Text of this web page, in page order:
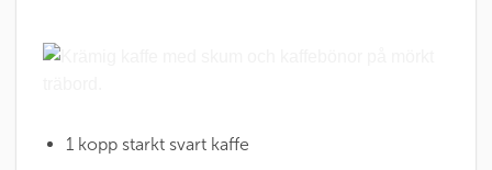
1 kopp starkt svart kaffe